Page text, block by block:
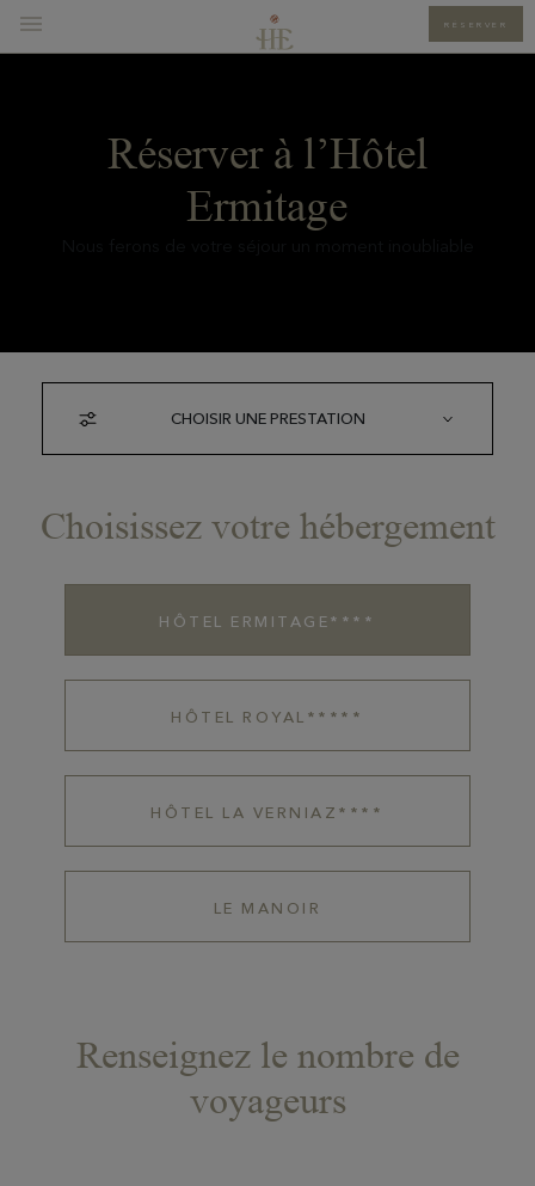
RÉSERVER
Réserver à l’Hôtel
Ermitage
CHOISIR UNE PRESTATION
Choisissez votre hébergement
HÔTEL ERMITAGE****
HÔTEL ROYAL*****
HÔTEL LA VERNIAZ****
LE MANOIR
Renseignez le nombre de
voyageurs